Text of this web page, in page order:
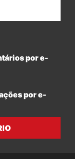
por e-
por e-